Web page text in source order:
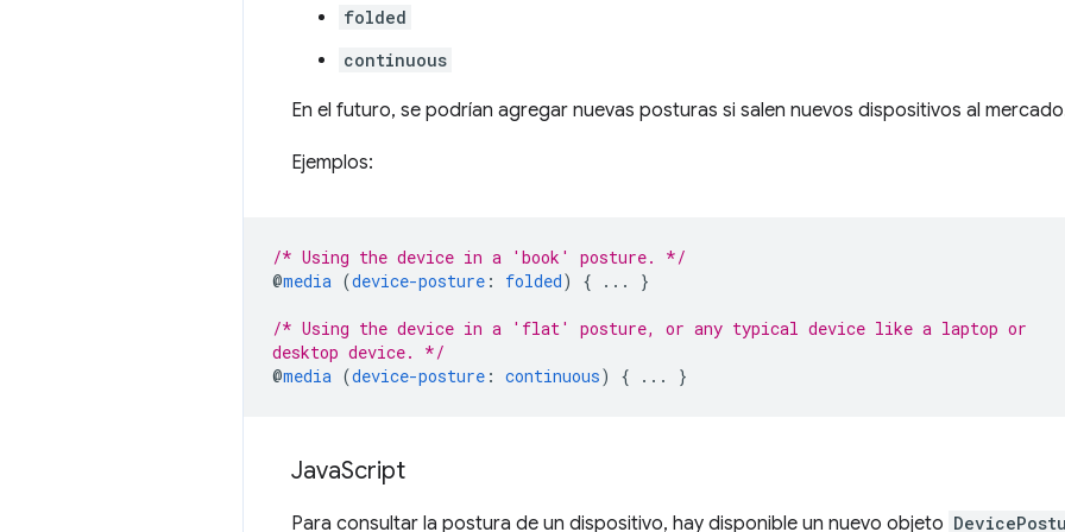
folded
continuous
En el futuro, se podrían agregar nuevas posturas si salen nuevos dispositivos al
Ejemplos:
/* Using the device in a 'book' posture. */
@media (device-posture : folded) { ... }
/* Using the device in a 'flat' posture, or any typical device like a laptop or
desktop device. */
@media (device-posture : continuous) { ... }
JavaScript
Para consultar la postura de un dispositivo, hay disponible un nuevo objeto